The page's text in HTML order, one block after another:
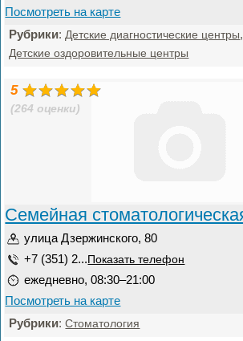
Посмотреть на карте
Рубрики: Детские диагностические центры,
Детские оздоровительные центры
5
(264 оценки)
Семейная
улица Дзержинского, 80
+7 (351) 2... Показать телефон
ежедневно, 08:30–21:00
Посмотреть на карте
Рубрики:Стоматология